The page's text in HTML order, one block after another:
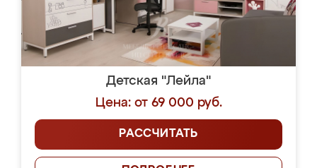
Детская "Лейла"
Цена: от 69 000 руб.
РАССЧИТАТЬ